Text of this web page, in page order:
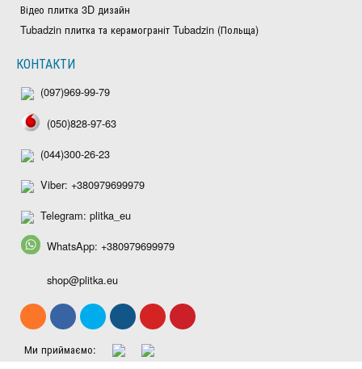
Відео плитка 3D дизайн
Tubadzin плитка та керамограніт Tubadzin (Польща)
КОНТАКТИ
(097)969-99-79
(050)828-97-63
(044)300-26-23
Viber: +380979699979
Telegram: plitka_eu
WhatsApp: +380979699979
shop@plitka.eu
Ми приймаємо: